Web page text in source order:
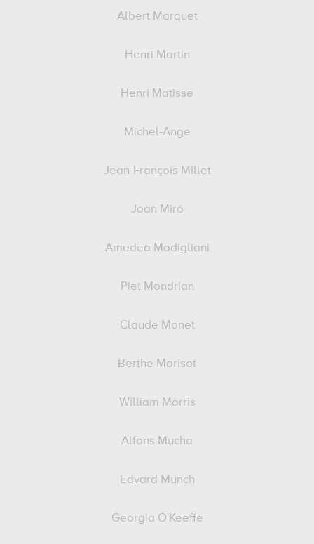
Albert Marquet
Henri Martin
Henri Matisse
Michel-Ange
Jean-François Millet
Joan Miró
Amedeo Modigliani
Piet Mondrian
Claude Monet
Berthe Morisot
William Morris
Alfons Mucha
Edvard Munch
Georgia O'Keeffe